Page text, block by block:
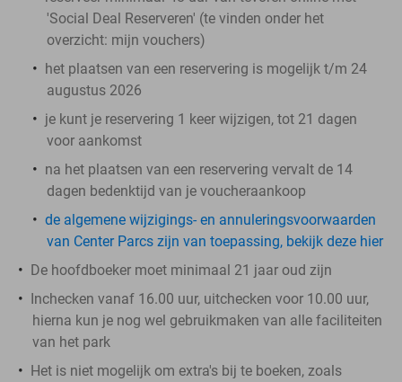
'Social Deal Reserveren' (te vinden onder het
overzicht: mijn vouchers)
het plaatsen van een reservering is mogelijk t/m 24
augustus 2026
je kunt je reservering 1 keer wijzigen, tot 21 dagen
voor aankomst
na het plaatsen van een reservering vervalt de 14
dagen bedenktijd van je voucheraankoop
de algemene wijzigings- en annuleringsvoorwaarden
van Center Parcs zijn van toepassing, bekijk deze hier
De hoofdboeker moet minimaal 21 jaar oud zijn
Inchecken vanaf 16.00 uur, uitchecken voor 10.00 uur,
hierna kun je nog wel gebruikmaken van alle faciliteiten
van het park
Het is niet mogelijk om extra's bij te boeken, zoals